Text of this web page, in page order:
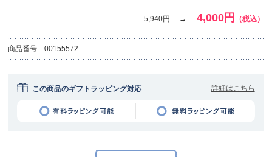
5,940円 4,000円 （税込）
商品番号 00155572
この商品のギフトラッピング対応 詳細はこちら